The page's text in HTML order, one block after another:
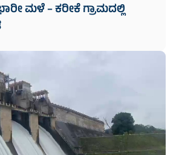
ಮಳೆ – ಕರೀಕೆ ಗ್ರಾಮದಲ್ಲಿ